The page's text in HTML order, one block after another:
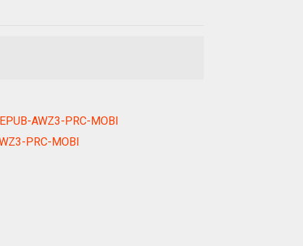
AWZ3-PRC-MOBI
PRC-MOBI